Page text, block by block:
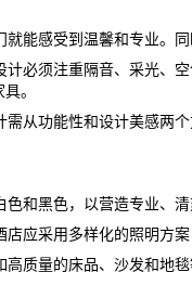
能感受到温馨和专业。
必须注重隔音、采光
。
从功能性和设计美感
和黑色，以营造专业、
应采用多样化的照明方
质量的床品、沙发和地毯